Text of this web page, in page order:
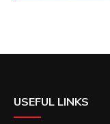
USEFUL LINKS